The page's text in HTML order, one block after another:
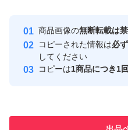
安心取引出品者
取引実績
商品画像の無断転載は
コピーされた情報は必
してください
コピーは1商品につき1回